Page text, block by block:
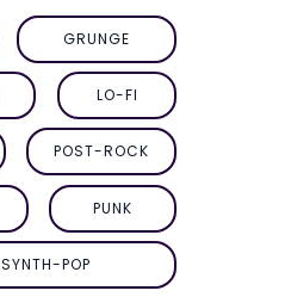
GRUNGE
LO-FI
POST-ROCK
PUNK
SYNTH-POP